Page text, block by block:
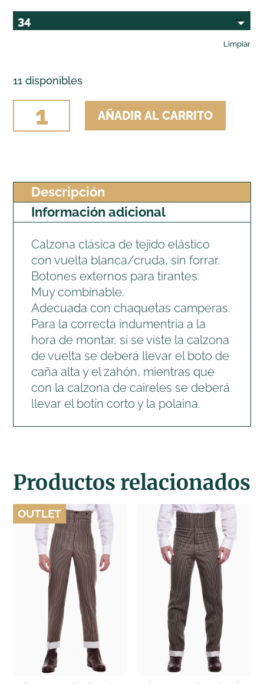
Limpiar
11 disponibles
CALZONA
VUELTA
AÑADIR AL CARRITO
Descripción
Información adicional
Calzona clásica de tejido elástico
con vuelta blanca/cruda, sin forrar.
Botones externos para tirantes.
Muy combinable.
Adecuada con chaquetas camperas.
Para la correcta indumentria a la
hora de montar, si se viste la calzona
de vuelta se deberá llevar el boto de
caña alta y el zahón, mientras que
con la calzona de caireles se deberá
llevar el botín corto y la polaina.
Productos relacionados
OUTLET